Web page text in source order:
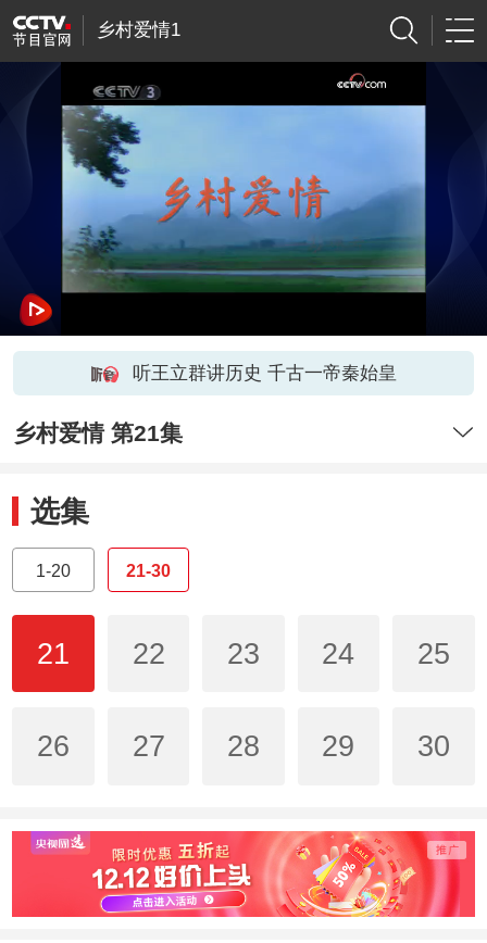
乡村爱情1
听王立群讲历史 千古一帝秦始皇
乡村爱情 第21集
选集
1-20 21-30
21 22 23 24 25
26 27 28 29 30